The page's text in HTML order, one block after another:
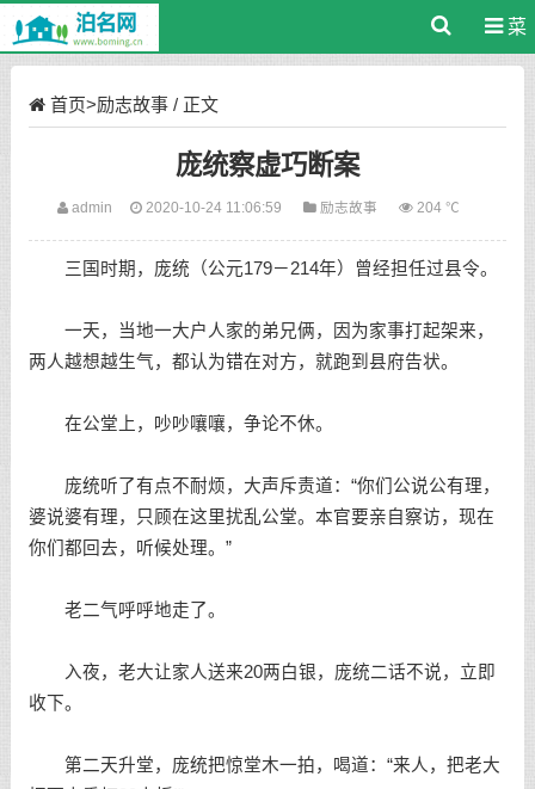
菜
首页>励志故事/ 正文
庞统察虚巧断案
admin 2020-10-24 11:06:59 励志故事 204 ℃
三国时期，庞统（公元179－214年）曾经担任过县令。
一天，当地一大户人家的弟兄俩，因为家事打起架来，
两人越想越生气，都认为错在对方，就跑到县府告状。
在公堂上，吵吵嚷嚷，争论不休。
庞统听了有点不耐烦，大声斥责道：“你们公说公有理，
婆说婆有理，只顾在这里扰乱公堂。本官要亲自察访，现在
你们都回去，听候处理。”
老二气呼呼地走了。
入夜，老大让家人送来20两白银，庞统二话不说，立即
收下。
第二天升堂，庞统把惊堂木一拍，喝道：“来人，把老大